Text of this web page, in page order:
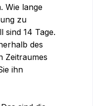
Wie lange
zu
sind 14 Tage.
des
Zeitraumes
ihn